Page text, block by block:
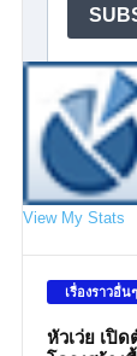
View My Stats
เรื่องราวอื่
หัวเว่ย เปิ